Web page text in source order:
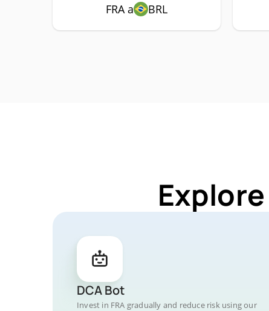
FRA a BRL
DCA Bot
Invest in FRA gradually and reduce risk using our